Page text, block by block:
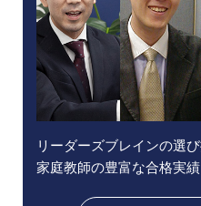
リーダーズブレインの選
家庭教師の豊富な合格実績